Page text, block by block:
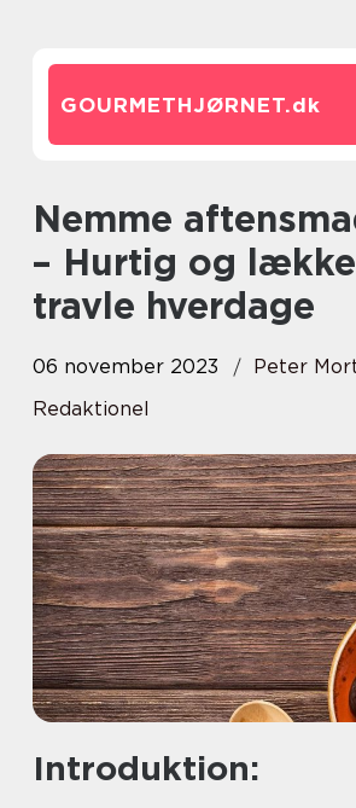
GOURMETHJØRNET.dk
Nemme aftensmad ideer
– Hurtig og
travle hverdage
06 november 2023
Peter
Redaktionel
Introduktion: